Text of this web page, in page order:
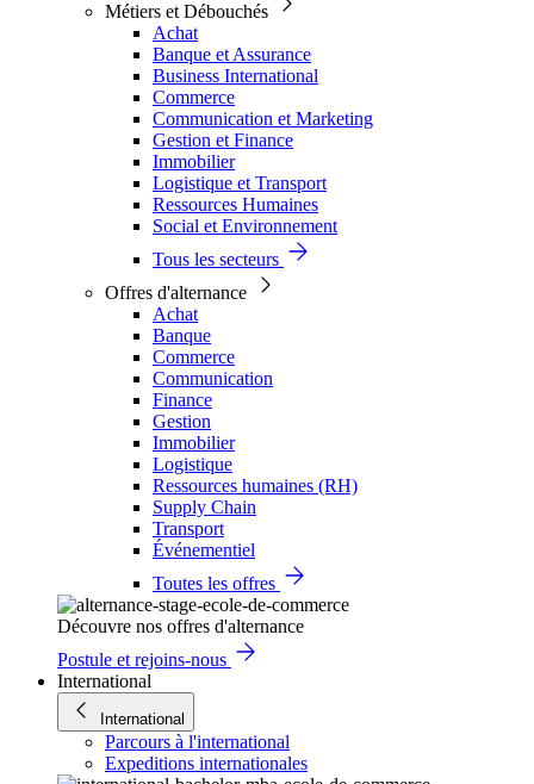
Métiers et Débouchés
Achat
Banque et Assurance
Business International
Commerce
Communication et Marketing
Gestion et Finance
Immobilier
Logistique et Transport
Ressources Humaines
Social et Environnement
Tous les secteurs
Offres d'alternance
Achat
Banque
Commerce
Communication
Finance
Gestion
Immobilier
Logistique
Ressources humaines (RH)
Supply Chain
Transport
Événementiel
Toutes les offres
Découvre nos offres d'alternance
Postule et rejoins-nous
International
International
Parcours à l'international
Expeditions internationales